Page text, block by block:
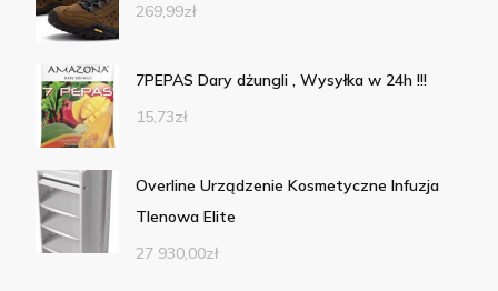
269,99zł
7PEPAS Dary dżungli , Wysyłka w 24h !!!
15,73zł
Overline Urządzenie Kosmetyczne Infuzja
Tlenowa Elite
27 930,00zł